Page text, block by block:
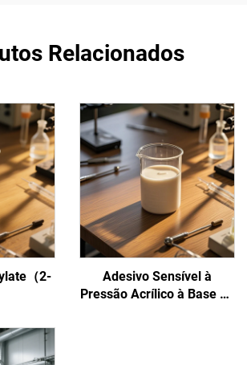
Relacionados
（2-
Adesivo Sensível à
Pressão Acrílico à Base de